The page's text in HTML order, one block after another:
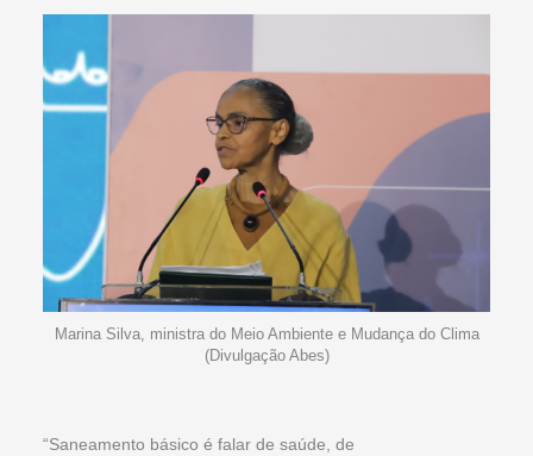
Marina Silva, ministra do Meio Ambiente e Mudança do Clima
(Divulgação Abes)
“Saneamento básico é falar de saúde, de